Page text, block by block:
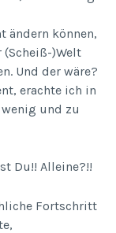
ändern können,
(Scheiß-)Welt
Und der wäre?
erachte ich in
und zu
Du!! Alleine?!!
Fortschritt